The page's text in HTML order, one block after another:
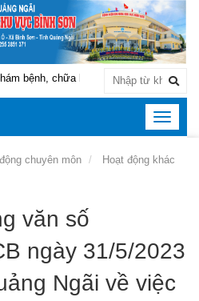
chữa bệnh tại Bệnh viện Đa
Toggle
chuyên môn Hoạt động khác
văn số
ngày 31/5/2023
Ngãi về việc